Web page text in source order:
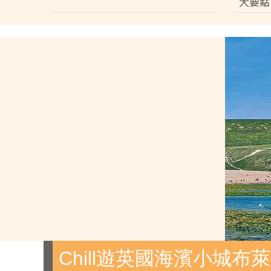
Chill遊英國海濱小城布